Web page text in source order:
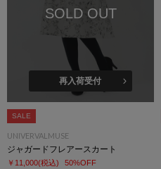
SOLD OUT
再入荷受付
SALE
UNIVERVALMUSE
ジャガードフレアースカート
￥11,000(税込) 50%OFF